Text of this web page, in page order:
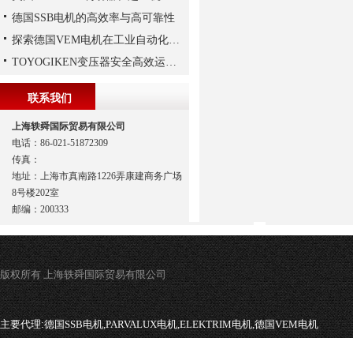
德国SSB电机的高效率与高可靠性
探索德国VEM电机在工业自动化中的应用
TOYOGIKEN变压器安全高效运行指南：规范操作与长效维护
联系我们
上海轶舜国际贸易有限公司
电话：86-021-51872309
传真：
地址：上海市真南路1226弄康建商务广场
8号楼202室
邮编：200333
版权所有 上海轶舜国际贸易有限公司
主要代理:德国SSB电机,PARVALUX电机,ELEKTRIM电机,德国VEM电机